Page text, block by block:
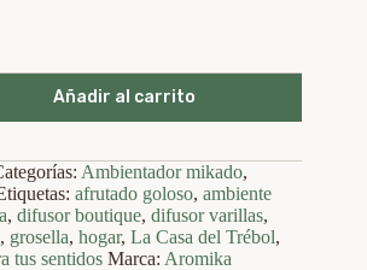
Añadir al carrito
Ambientador mikado,
afrutado goloso, ambiente
, difusor boutique, difusor varillas,
, grosella, hogar, La Casa del Trébol,
tus sentidos Marca: Aromika